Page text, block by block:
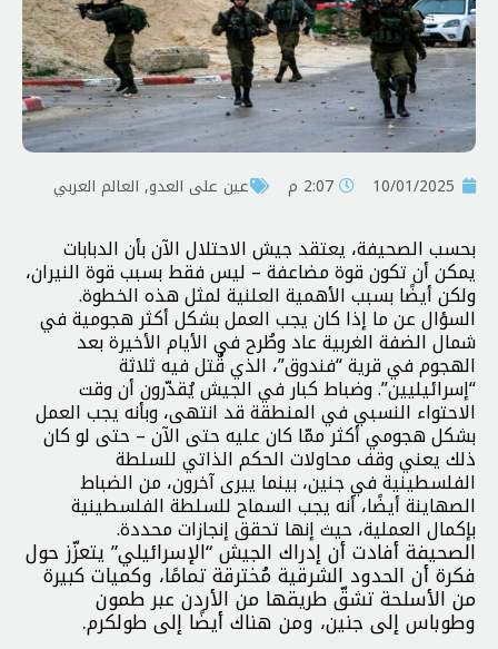
10/01/2025 2:07 م عين على العدو, العالم العربي
بحسب الصحيفة، يعتقد جيش الاحتلال الآن بأن الدبابات
يمكن أن تكون قوة مضاعفة – ليس فقط بسبب قوة النيران،
ولكن أيضًا بسبب الأهمية العلنية لمثل هذه الخطوة.
السؤال عن ما إذا كان يجب العمل بشكل أكثر هجومية في
شمال الضفة الغربية عاد وطُرح في الأيام الأخيرة بعد
الهجوم في قرية “فندوق”، الذي قُتل فيه ثلاثة
“إسرائيليين”. وضباط كبار في الجيش يُقدّرون أن وقت
الاحتواء النسبي في المنطقة قد انتهى، وبأنه يجب العمل
بشكل هجومي أكثر ممّا كان عليه حتى الآن – حتى لو كان
ذلك يعني وقف محاولات الحكم الذاتي للسلطة
الفلسطينية في جنين، بينما ييرى آخرون، من الضباط
الصهاينة أيضًا، أنه يجب السماح للسلطة الفلسطينية
بإكمال العملية، حيث إنها تحقق إنجازات محددة.
الصحيفة أفادت أن إدراك الجيش “الإسرائيلي” يتعزّز حول
فكرة أن الحدود الشرقية مُخترقة تمامًا، وكميات كبيرة
من الأسلحة تشقّ طريقها من الأردن عبر طمون
وطوباس إلى جنين، ومن هناك أيضًا إلى طولكرم.